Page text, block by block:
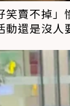
笑賣不掉」
動還是沒人